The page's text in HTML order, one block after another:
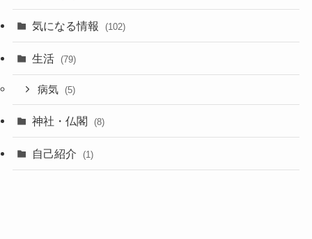
気になる情報 (102)
生活 (79)
病気 (5)
神社・仏閣 (8)
自己紹介 (1)